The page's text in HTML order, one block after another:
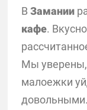
ВЗамании
кафе.
Мы уверены,
малоежки
довольными.